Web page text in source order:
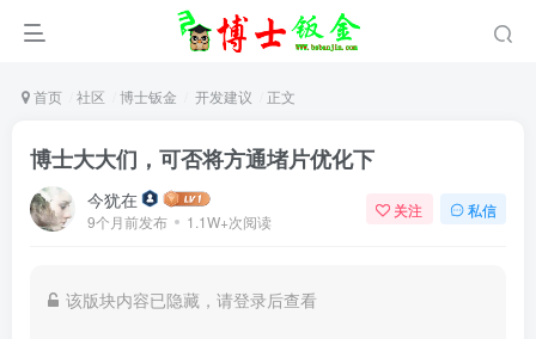
首页 社区 博士钣金 开发建议 正文
博士大大们，可否将方通堵片优化下
今犹在
9个月前发布 1.1W+次阅读
关注 私信
该版块内容已隐藏，请登录后查看